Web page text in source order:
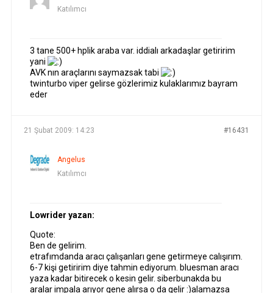
Katılımcı
3 tane 500+ hplik araba var. iddialı arkadaşlar getiririm
yani
AVK nın araçlarını saymazsak tabi
twinturbo viper gelirse gözlerimiz kulaklarımız bayram
eder
21 Şubat 2009: 14:23 #16431
Angelus
Katılımcı
Lowrider yazan:
Quote:
Ben de gelirim.
etrafımdanda aracı çalışanları gene getirmeye calışırım.
6-7 kişi getiririm diye tahmin ediyorum. bluesman aracı
yaza kadar bitirecek o kesin gelir. siberbunakda bu
aralar impala arıyor gene alırsa o da gelir :)alamazsa